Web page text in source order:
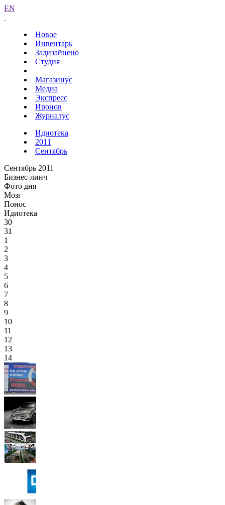
EN
Новое
Инвентарь
Задизайнено
Студия
Магазинус
Медиа
Экспресс
Иронов
Журналус
Идиотека
2011
Сентябрь
Сентябрь 2011
Бизнес-линч
Фото дня
Мозг
Понос
Идиотека
30
31
1
2
3
4
5
6
7
8
9
10
11
12
13
14